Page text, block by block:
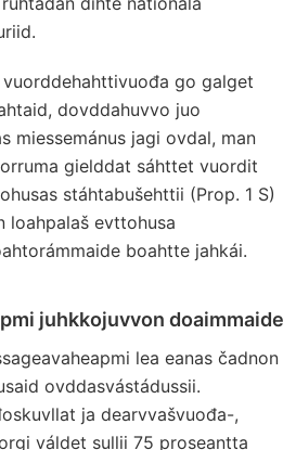
go galget
dovddahuvvo juo
miessemánus jagi ovdal, man
gielddat sáhttet vuordit
stáhtabušehttii (Prop. 1 S)
loahpalaš evttohusa
boahtte jahkái.
juhkkojuvvon doaimmaide
lea eanas čadnon
ovddasvástádussii.
ja dearvvašvuođa-,
váldet sullii 75 proseantta